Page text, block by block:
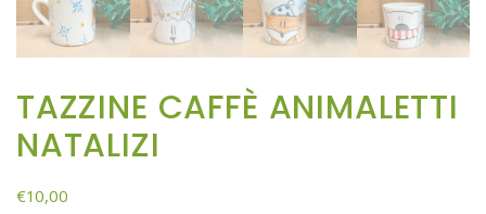
TAZZINE CAFFÈ ANIMALETTI
NATALIZI
€10,00